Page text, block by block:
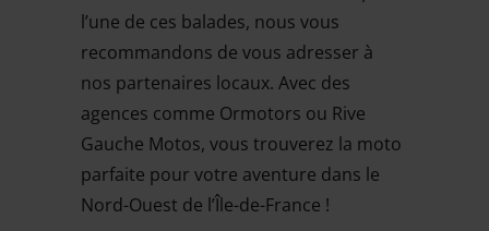
l’une de ces balades, nous vous
recommandons de vous adresser à
nos partenaires locaux. Avec des
agences comme Ormotors ou Rive
Gauche Motos, vous trouverez la moto
parfaite pour votre aventure dans le
Nord-Ouest de l’Île-de-France !